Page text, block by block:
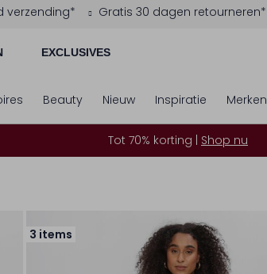
verzending* Gratis 30 dagen retourneren*
EXCLUSIVES
Beauty Nieuw Inspiratie Merken
Tot 70% korting | Shop nu
3 items